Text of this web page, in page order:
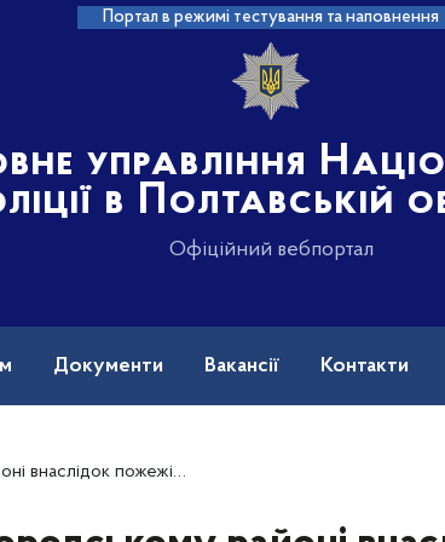
Портал в режимі тестування та наповнення
управління
в Полтавській
Офіційний вебпортал
Документи Вакансії Контакти
чоловік: поліція встановлює обставини події